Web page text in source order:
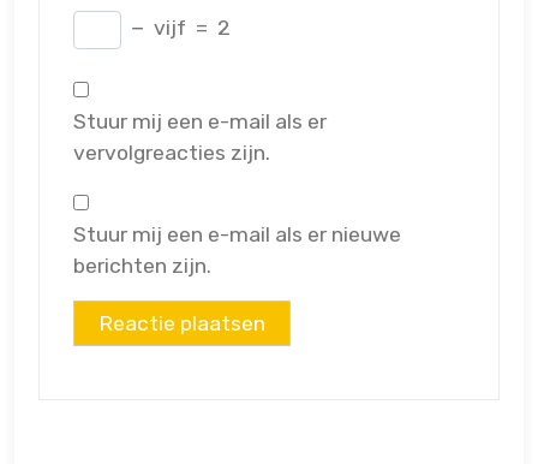
− vijf = 2
Stuur mij een e-mail als er
vervolgreacties zijn.
Stuur mij een e-mail als er nieuwe
berichten zijn.